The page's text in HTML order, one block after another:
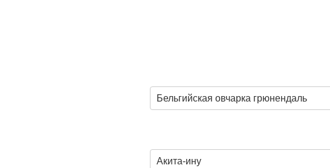
Бельгийская овчарка грюнендаль
Акита-ину